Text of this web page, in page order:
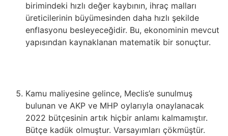
birimindeki hızlı değer kaybının, ihraç malları
üreticilerinin büyümesinden daha hızlı şekilde
enflasyonu besleyeceğidir. Bu, ekonominin mevcut
yapısından kaynaklanan matematik bir sonuçtur.
Kamu maliyesine gelince, Meclis’e sunulmuş
bulunan ve AKP ve MHP oylarıyla onaylanacak
2022 bütçesinin artık hiçbir anlamı kalmamıştır.
Bütçe kadük olmuştur. Varsayımları çökmüştür.